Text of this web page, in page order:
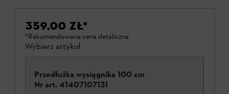
359,00 ZŁ*
*Rekomendowana cena detaliczna
Wybierz artykuł
Przedłużka wysięgnika 100 cm
Nr art. 41407107131